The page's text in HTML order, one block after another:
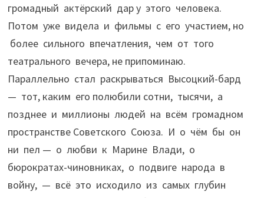
громадный актёрский дар у этого человека.
Потом уже видела и фильмы с его участием, но
более сильного впечатления, чем от того
театрального вечера, не припоминаю.
Параллельно стал раскрываться Высоцкий-бард
— тот, каким его полюбили сотни, тысячи, а
позднее и миллионы людей на всём громадном
пространстве Советского Союза. И о чём бы он
ни пел — о любви к Марине Влади, о
бюрократах-чиновниках, о подвиге народа в
войну, — всё это исходило из самых глубин